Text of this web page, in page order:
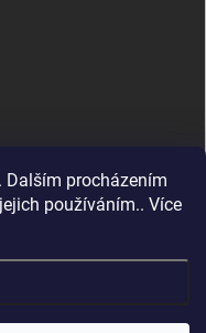
Dalším procházením
používáním.. Více